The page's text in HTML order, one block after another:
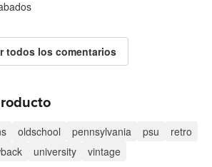
todos los comentarios
oldschool pennsylvania psu
retro
university vintage